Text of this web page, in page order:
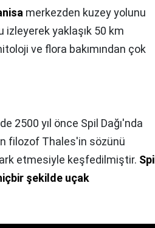
merkezden kuzey yolunu
izleyerek yaklaşık 50 km
ve flora bakımından çok
2500 yıl önce Spil Dağı'nda
filozof Thales'in sözünü
etmesiyle keşfedilmiştir. Spil
şekilde uçak